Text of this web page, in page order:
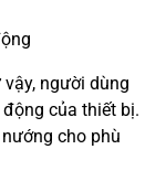
người dùng
của thiết bị.
cho phù